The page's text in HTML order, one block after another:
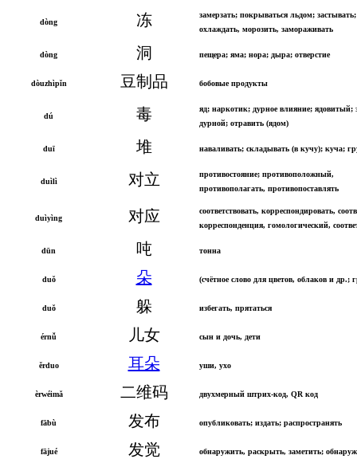
dòng 冻
замерзать; покрываться льдом; застывать;
охлаждать, морозить, замораживать
dòng 洞 пещера; яма; нора; дыра; отверстие
dòuzhìpǐn 豆制品 бобовые продукты
dú 毒
яд; наркотик; дурное влияние; ядовитый;
дурной; отравить (ядом)
duī 堆 наваливать; складывать (в кучу); куча;
duìlì 对立
противостояние; противоположный,
противополагать, противопоставлять
duìyìng 对应
соответствовать, корреспондировать,
корреспонденция, гомологический,
dūn 吨 тонна
duǒ 朵 (счётное слово для цветов, облаков и др.;
duǒ 躲 избегать, прятаться
érnǚ 儿女 сын и дочь, дети
ěrduo 耳朵 уши, ухо
èrwéimǎ 二维码 двухмерный штрих-код, QR код
fābù 发布 опубликовать; издать; распространять
fājué 发觉 обнаружить, раскрыть, заметить;